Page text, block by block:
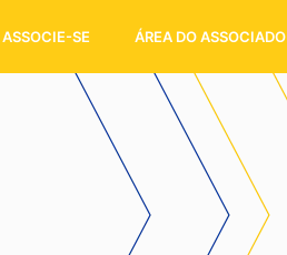
ASSOCIE-SE ÁREA DO ASSOCIADO